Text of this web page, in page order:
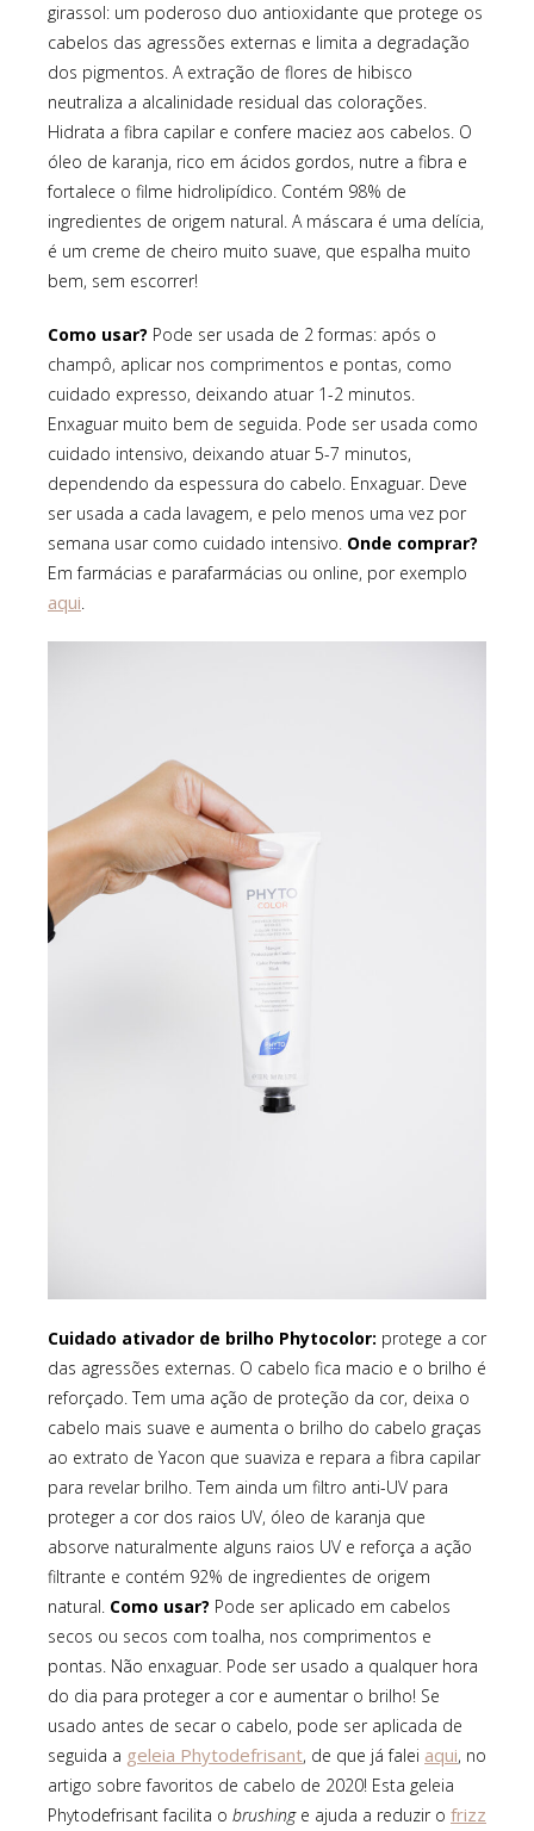
girassol: um poderoso duo antioxidante que protege os
cabelos das agressões externas e limita a degradação
dos pigmentos. A extração de flores de hibisco
neutraliza a alcalinidade residual das colorações.
Hidrata a fibra capilar e confere maciez aos cabelos. O
óleo de karanja, rico em ácidos gordos, nutre a fibra e
fortalece o filme hidrolipídico. Contém 98% de
ingredientes de origem natural. A máscara é uma delícia,
é um creme de cheiro muito suave, que espalha muito
bem, sem escorrer!
Como usar? Pode ser usada de 2 formas: após o
champô, aplicar nos comprimentos e pontas, como
cuidado expresso, deixando atuar 1-2 minutos.
Enxaguar muito bem de seguida. Pode ser usada como
cuidado intensivo, deixando atuar 5-7 minutos,
dependendo da espessura do cabelo. Enxaguar. Deve
ser usada a cada lavagem, e pelo menos uma vez por
semana usar como cuidado intensivo. Onde comprar?
Em farmácias e parafarmácias ou online, por exemplo
aqui.
Cuidado ativador de brilho Phytocolor: protege a cor
das agressões externas. O cabelo fica macio e o brilho é
reforçado. Tem uma ação de proteção da cor, deixa o
cabelo mais suave e aumenta o brilho do cabelo graças
ao extrato de Yacon que suaviza e repara a fibra capilar
para revelar brilho. Tem ainda um filtro anti-UV para
proteger a cor dos raios UV, óleo de karanja que
absorve naturalmente alguns raios UV e reforça a ação
filtrante e contém 92% de ingredientes de origem
natural. Como usar? Pode ser aplicado em cabelos
secos ou secos com toalha, nos comprimentos e
pontas. Não enxaguar. Pode ser usado a qualquer hora
do dia para proteger a cor e aumentar o brilho! Se
usado antes de secar o cabelo, pode ser aplicada de
seguida a geleia Phytodefrisant, de que já falei aqui, no
artigo sobre favoritos de cabelo de 2020! Esta geleia
Phytodefrisant facilita o brushinge ajuda a reduzir o frizz